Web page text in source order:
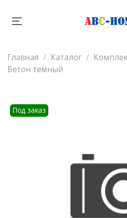
Главная Каталог
Бетон темный
Под заказ